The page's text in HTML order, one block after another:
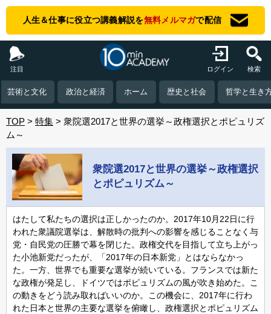
人生＆仕事に役立つ講義解説を無料メルマガで配信
注目 ログイン 検索
芸術と文化 政治と経済 ホーム 歴史と社会 哲学と生き
TOP 特集
衆院選2017と世界の選挙～政権選択とポピュリズ
ム～
衆院選2017と世界の選挙～政権選択
とポピュリズム～
はたして私たちの選択は正しかったのか。2017年10月22日に行
われた衆議院選挙は、解散時の批判への影響を感じることなく与
党・自民党の圧勝で幕を閉じた。政権交代を目指して立ち上がっ
た小池新党だったが、「2017年の日本新党」とはならなかっ
た。一方、世界でも重要な選挙が続いている。フランスでは新た
な政権が発足し、ドイツではポピュリズムの風が吹き始めた。こ
の動きをどう読み取ればいいのか。この機会に、2017年に行わ
れた日本と世界の主要な選挙を俯瞰し、政権選択とポピュリズム